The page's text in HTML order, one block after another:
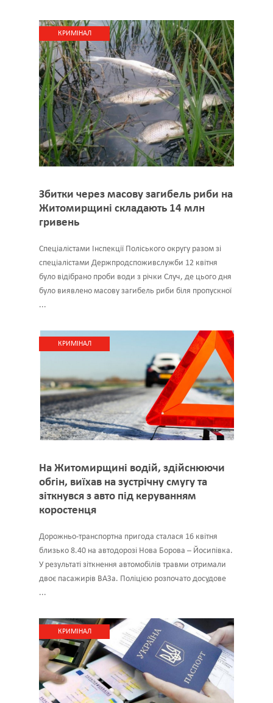
КРИМІНАЛ
Збитки через масову загибель риби на
Житомирщині складають 14 млн
гривень
Спеціалістами Інспекції Поліського округу разом зі
спеціалістами Держпродспоживслужби 12 квітня
було відібрано проби води з річки Случ, де цього дня
було виявлено масову загибель риби біля пропускної
...
КРИМІНАЛ
На Житомирщині водій, здійснюючи
обгін, виїхав на зустрічну смугу та
зіткнувся з авто під керуванням
коростенця
Дорожньо-транспортна пригода сталася 16 квітня
близько 8.40 на автодорозі Нова Борова – Йосипівка.
У результаті зіткнення автомобілів травми отримали
двоє пасажирів ВАЗа. Поліцією розпочато досудове
...
КРИМІНАЛ